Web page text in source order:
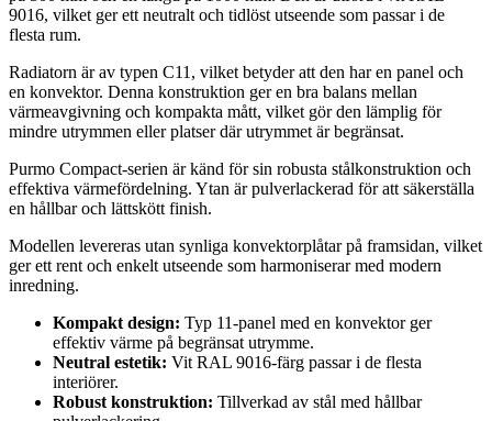
9016, vilket ger ett neutralt och tidlöst utseende som passar i de
flesta rum.
Radiatorn är av typen C11, vilket betyder att den har en panel och
en konvektor. Denna konstruktion ger en bra balans mellan
värmeavgivning och kompakta mått, vilket gör den lämplig för
mindre utrymmen eller platser där utrymmet är begränsat.
Purmo Compact-serien är känd för sin robusta stålkonstruktion och
effektiva värmefördelning. Ytan är pulverlackerad för att säkerställa
en hållbar och lättskött finish.
Modellen levereras utan synliga konvektorplåtar på framsidan, vilket
ger ett rent och enkelt utseende som harmoniserar med modern
inredning.
Kompakt design: Typ 11-panel med en konvektor ger
effektiv värme på begränsat utrymme.
Neutral estetik: Vit RAL 9016-färg passar i de flesta
interiörer.
Robust konstruktion: Tillverkad av stål med hållbar